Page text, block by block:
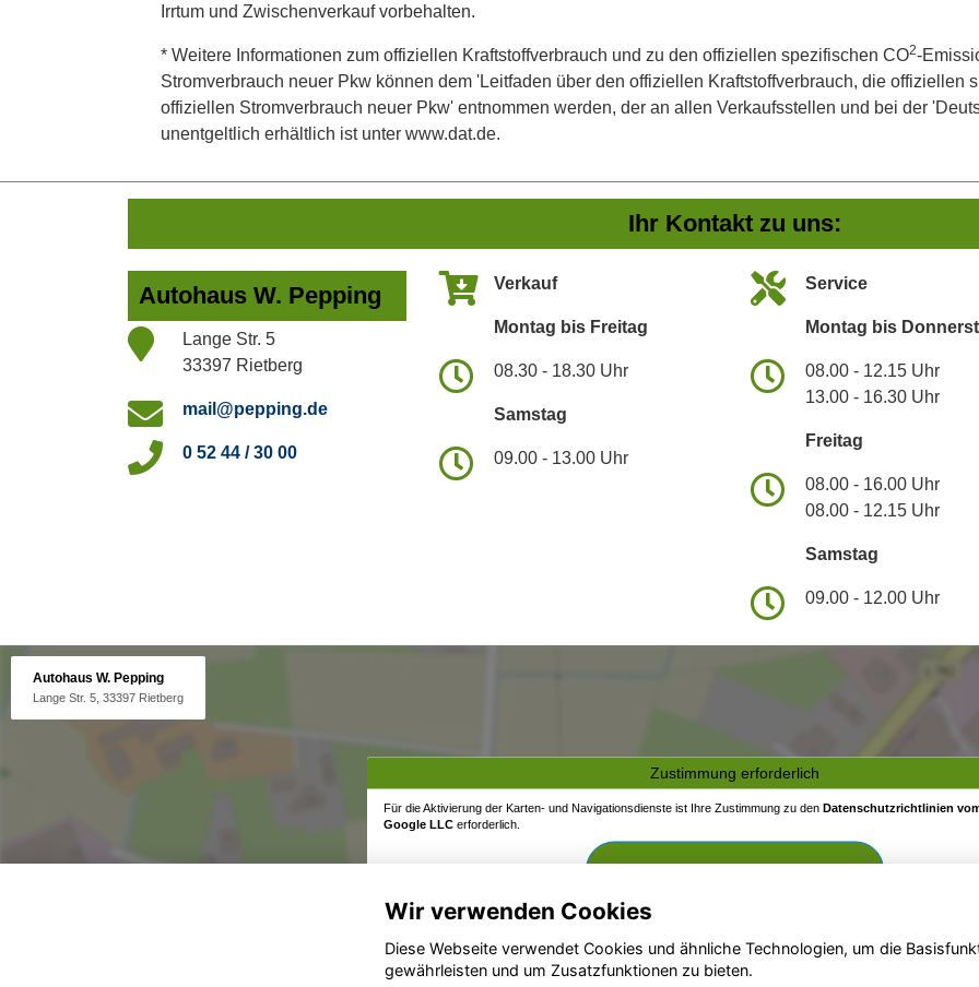
Irrtum und Zwischenverkauf vorbehalten.
* Weitere Informationen zum offiziellen Kraftstoffverbrauch und zu den offiziellen spezifischen CO2-
Stromverbrauch neuer Pkw können dem 'Leitfaden über den offiziellen Kraftstoffverbrauch, die offiziellen
offiziellen Stromverbrauch neuer Pkw' entnommen werden, der an allen Verkaufsstellen und bei der
unentgeltlich erhältlich ist unter www.dat.de.
Ihr Kontakt zu uns:
Autohaus W. Pepping
Lange Str. 5
33397 Rietberg
mail@pepping.de
0 52 44 / 30 00
Verkauf
Montag bis Freitag
08.30 - 18.30 Uhr
Samstag
09.00 - 13.00 Uhr
Service
Montag bis
08.00 - 12.15 Uhr
13.00 - 16.30 Uhr
Freitag
08.00 - 16.00 Uhr
08.00 - 12.15 Uhr
Samstag
09.00 - 12.00 Uhr
Autohaus W. Pepping
Lange Str. 5, 33397 Rietberg
Zustimmung erforderlich
Für die Aktivierung der Karten- und Navigationsdienste ist Ihre Zustimmung zu den Datenschutzrichtlinien
Google LLC erforderlich.
Zustimmen und aktivieren
Wir verwenden Cookies
Diese Webseite verwendet Cookies und ähnliche Technologien, um die
gewährleisten und um Zusatzfunktionen zu bieten.